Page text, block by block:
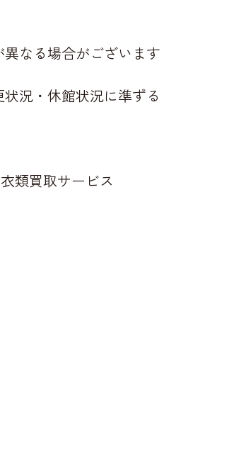
なる場合がございます
況・休館状況に準ずる
衣類買取サービス